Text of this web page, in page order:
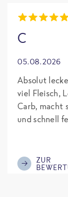
C
05.08.2026
Absolut
viel Fleisch,
Carb, macht
und schnell
ZUR